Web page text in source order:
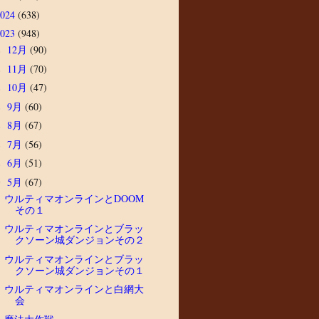
(638)
(948)
12月 (90)
11月 (70)
10月 (47)
9月 (60)
8月 (67)
7月 (56)
6月 (51)
5月 (67)
ウルティマオンラインとDOOM
その１
ウルティマオンラインとブラッ
クソーン城ダンジョンその２
ウルティマオンラインとブラッ
クソーン城ダンジョンその１
ウルティマオンラインと白網大
会